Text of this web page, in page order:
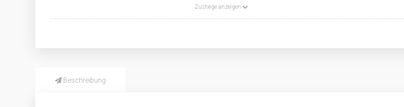
Zustiege anzeigen
Beschreibung